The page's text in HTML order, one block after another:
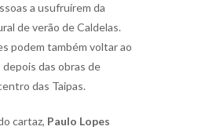
a usufruírem da
de verão de Caldelas.
podem também voltar ao
das obras de
das Taipas.
cartaz, Paulo Lopes